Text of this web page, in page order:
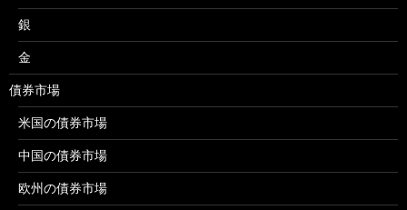
銀
金
債券市場
米国の債券市場
中国の債券市場
欧州の債券市場